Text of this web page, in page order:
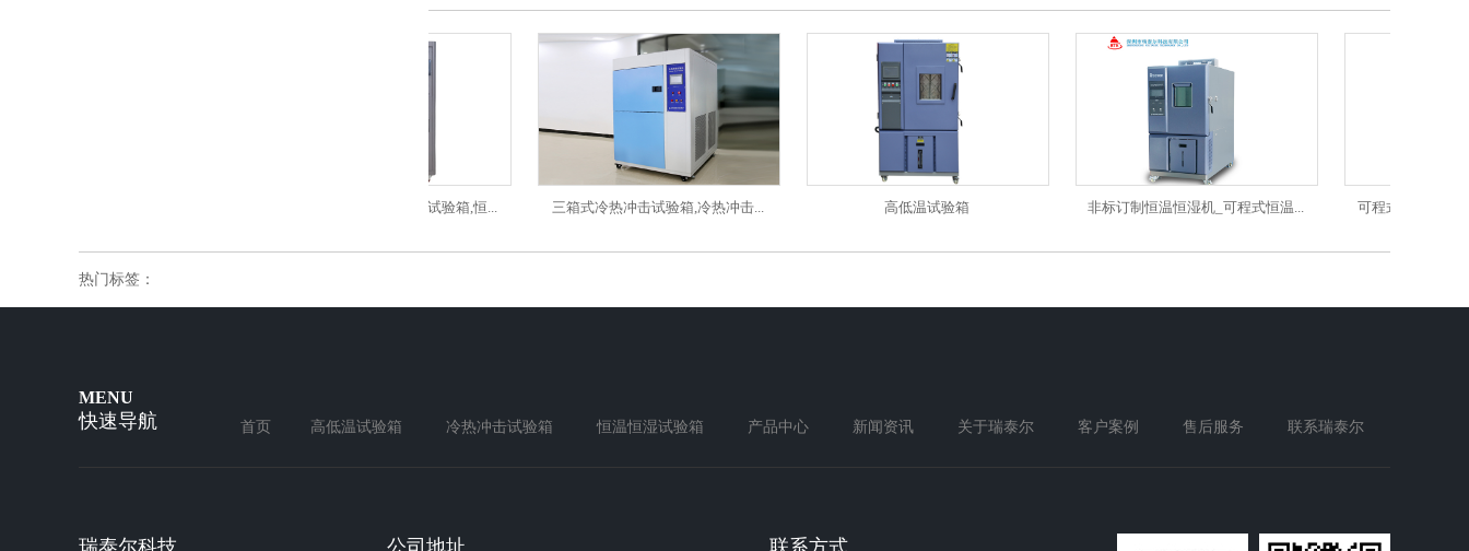
可程式恒温恒湿试验箱,试验箱,恒... 三箱式冷热冲击试验箱,冷热冲击... 高低温试验箱 非标订制恒温恒湿机_可程式恒温... 可程式恒温恒湿试验箱,
热门标签：
MENU
快速导航 首页 高低温试验箱 冷热冲击试验箱 恒温恒湿试验箱 产品中心 新闻资讯 关于瑞泰尔 客户案例 售后服务 联系瑞泰尔
瑞泰尔科技 公司地址 联系方式